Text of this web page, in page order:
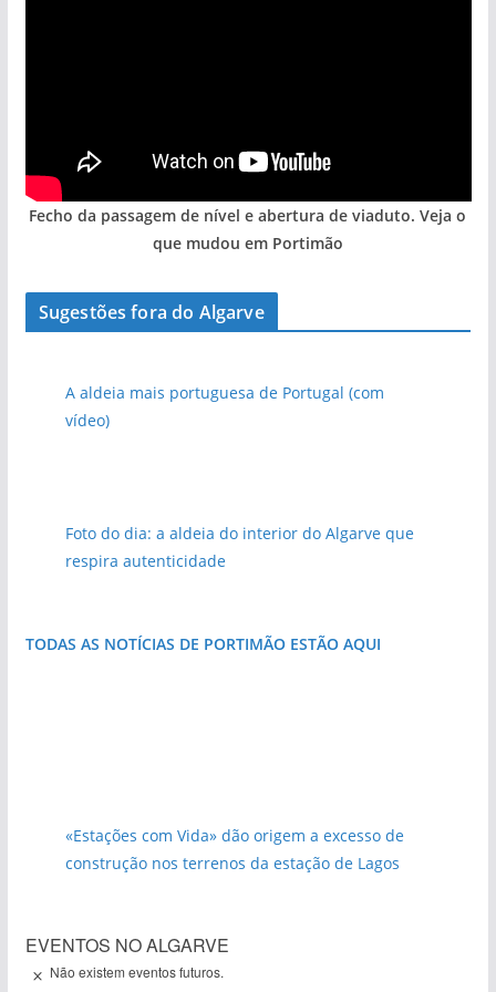
Fecho da passagem de nível e abertura de viaduto. Veja o
que mudou em Portimão
Sugestões fora do Algarve
A aldeia mais portuguesa de Portugal (com
vídeo)
Foto do dia: a aldeia do interior do Algarve que
respira autenticidade
TODAS AS NOTÍCIAS DE PORTIMÃO ESTÃO AQUI
«Estações com Vida» dão origem a excesso de
construção nos terrenos da estação de Lagos
EVENTOS NO ALGARVE
Não existem eventos futuros.